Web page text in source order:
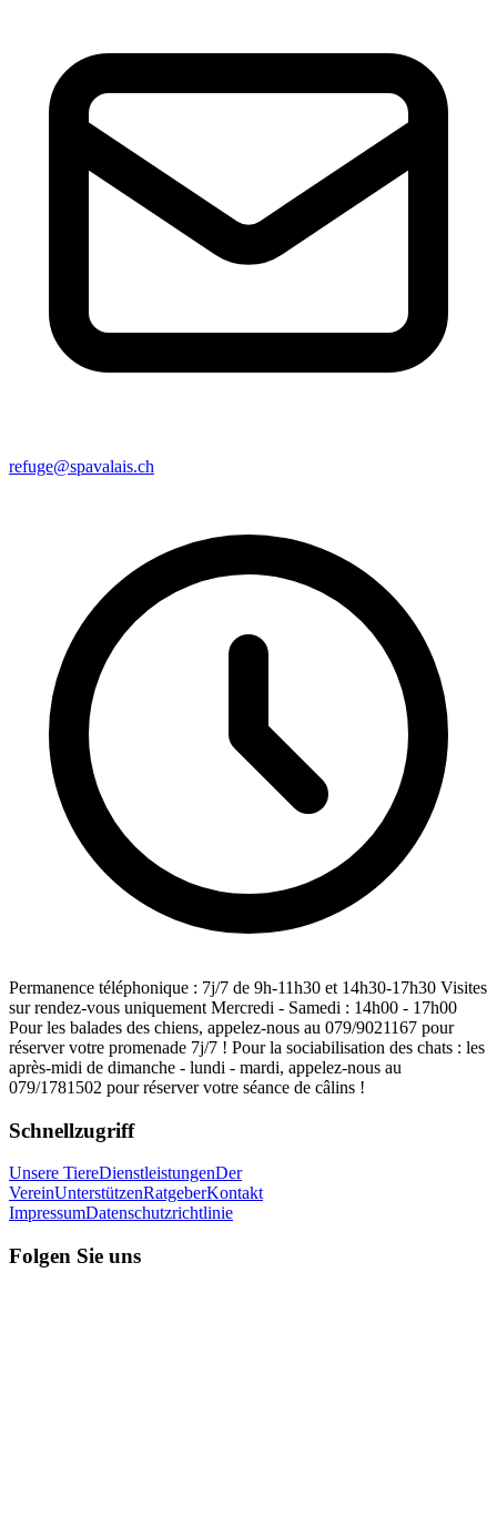
refuge@spavalais.ch
Permanence téléphonique : 7j/7 de 9h-11h30 et 14h30-17h30 Visites
sur rendez-vous uniquement Mercredi - Samedi : 14h00 - 17h00
Pour les balades des chiens, appelez-nous au 079/9021167 pour
réserver votre promenade 7j/7 ! Pour la sociabilisation des chats : les
après-midi de dimanche - lundi - mardi, appelez-nous au
079/1781502 pour réserver votre séance de câlins !
Schnellzugriff
Unsere TiereDienstleistungenDer
VereinUnterstützenRatgeberKontakt
ImpressumDatenschutzrichtlinie
Folgen Sie uns